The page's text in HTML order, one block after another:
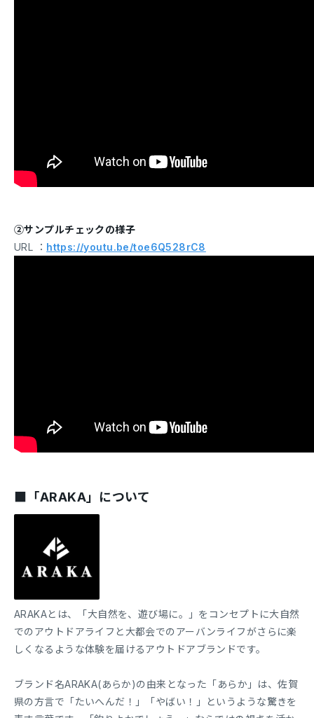
②サンプルチェックの様子
URL ： https://youtu.be/toe6Q528rC8
■「ARAKA」について
ARAKAとは、「大自然を、遊び場に。」をコンセプトに大自然
でのアウトドアライフと大都会でのアーバンライフがさらに楽
しくなるような体験を届けるアウトドアブランドです。
ブランド名ARAKA(あらか)の由来となった「あらか」は、佐賀
県の方言で「たいへんだ！」「やばい！」というような驚きを